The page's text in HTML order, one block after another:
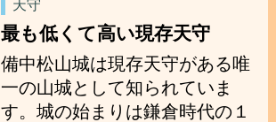
天守
最も低くて高い現存天守
備中松山城は現存天守がある唯
一の山城として知られていま
す。城の始まりは鎌倉時代の１